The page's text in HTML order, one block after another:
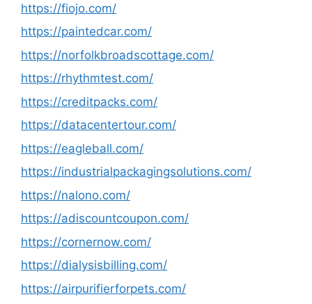
https://fiojo.com/
https://paintedcar.com/
https://norfolkbroadscottage.com/
https://rhythmtest.com/
https://creditpacks.com/
https://datacentertour.com/
https://eagleball.com/
https://industrialpackagingsolutions.com/
https://nalono.com/
https://adiscountcoupon.com/
https://cornernow.com/
https://dialysisbilling.com/
https://airpurifierforpets.com/